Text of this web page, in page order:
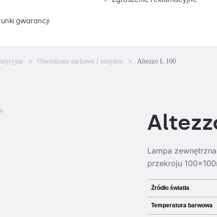
gwarancji
Oświetlenie parkowe i miejskie Altezzo L 100
Lampa
przekroju
Źródło światła
Temperatura barwowa